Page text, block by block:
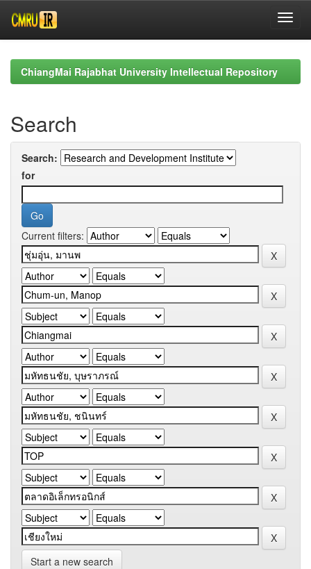
navigationChiangMai Rajabhat University Intellectual Repository
Search
Search:
for
Current filters:
Start a new search